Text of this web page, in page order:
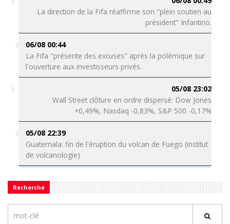
La direction de la Fifa réaffirme son "plein soutien au
président" Infantino.
06/08 00:44
La Fifa "présente des excuses" après la polémique sur
l'ouverture aux investisseurs privés.
05/08 23:02
Wall Street clôture en ordre dispersé: Dow Jones
+0,49%, Nasdaq -0,83%, S&P 500 -0,17%
05/08 22:39
Guatemala: fin de l'éruption du volcan de Fuego (institut
de volcanologie)
Recherche